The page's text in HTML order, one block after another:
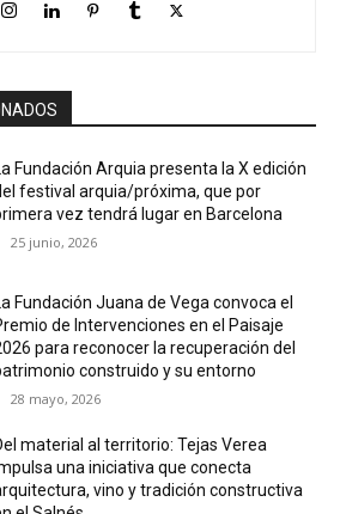
Fundación Arquia presenta la X edición
festival arquia/próxima, que por
vez tendrá lugar en Barcelona
25 junio, 2026
Fundación Juana de Vega convoca el
de Intervenciones en el Paisaje
para reconocer la recuperación del
construido y su entorno
28 mayo, 2026
material al territorio: Tejas Verea
una iniciativa que conecta
vino y tradición constructiva